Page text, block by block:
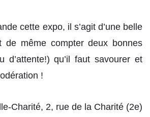
cette expo, il s’agit d’une belle
de même compter deux bonnes
d’attente!) qu’il faut savourer et
!
Charité, 2, rue de la Charité (2e)